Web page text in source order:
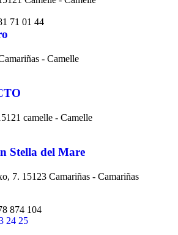
71 01 44
- Camelle
camelle - Camelle
Stella del Mare
7. 15123 Camariñas - Camariñas
874 104
24 25